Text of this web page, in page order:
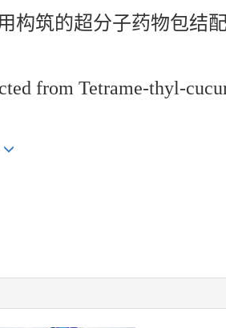
构筑的超分子药物包结
from Tetrame-thyl-